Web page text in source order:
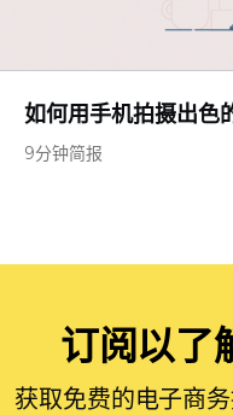
如何用手机拍摄出色
9分钟简报
订阅以了
获取免费的电子商